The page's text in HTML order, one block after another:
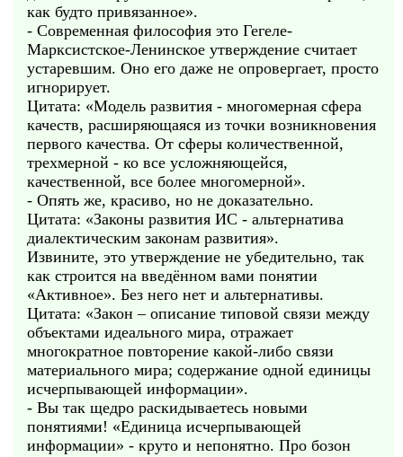
как будто привязанное».
- Современная философия это Гегеле-
Марксистское-Ленинское утверждение считает
устаревшим. Оно его даже не опровергает, просто
игнорирует.
Цитата: «Модель развития - многомерная сфера
качеств, расширяющаяся из точки возникновения
первого качества. От сферы количественной,
трехмерной - ко все усложняющейся,
качественной, все более многомерной».
- Опять же, красиво, но не доказательно.
Цитата: «Законы развития ИС - альтернатива
диалектическим законам развития».
Извините, это утверждение не убедительно, так
как строится на введённом вами понятии
«Активное». Без него нет и альтернативы.
Цитата: «Закон – описание типовой связи между
объектами идеального мира, отражает
многократное повторение какой-либо связи
материального мира; содержание одной единицы
исчерпывающей информации».
- Вы так щедро раскидываетесь новыми
понятиями! «Единица исчерпывающей
информации» - круто и непонятно. Про бозон